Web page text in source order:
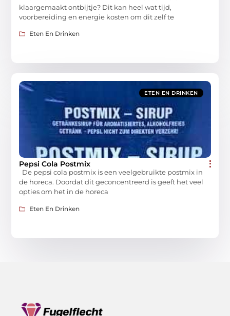
klaargemaakt ontbijtje? Dit kan heel wat tijd,
voorbereiding en energie kosten om dit zelf te
Eten En Drinken
ETEN EN DRINKEN
Pepsi Cola Postmix
De pepsi cola postmix is een veelgebruikte postmix in
de horeca. Doordat dit geconcentreerd is geeft het veel
opties om het in de horeca
Eten En Drinken